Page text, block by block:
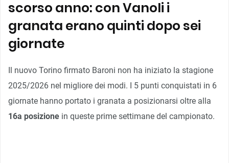
scorso anno: con Vanoli i
granata erano quinti dopo sei
giornate
Il nuovo Torino firmato Baroni non ha iniziato la stagione
2025/2026 nel migliore dei modi. I 5 punti conquistati in 6
giornate hanno portato i granata a posizionarsi oltre alla
16a posizione in queste prime settimane del campionato.